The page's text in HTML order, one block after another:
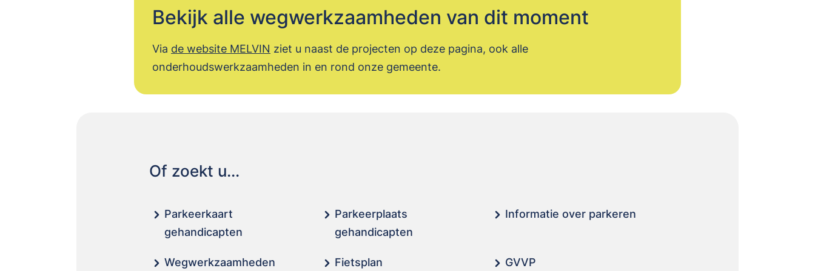
Bekijk alle wegwerkzaamheden van dit moment
Via de website MELVIN ziet u naast de projecten op deze pagina, ook alle
onderhoudswerkzaamheden in en rond onze gemeente.
Of zoekt u...
Parkeerkaart
gehandicapten
Parkeerplaats
gehandicapten
Informatie over parkeren
Wegwerkzaamheden Fietsplan GVVP